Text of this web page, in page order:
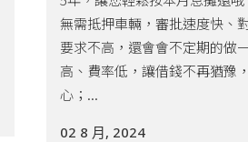
無需抵押車輛，審批速度快、
要求不高，還會會不定期的做
高、費率低，讓借錢不再猶豫
心；...
02 8 月, 2024